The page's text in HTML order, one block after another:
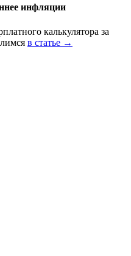
инфляции
калькулятора за
в статье →